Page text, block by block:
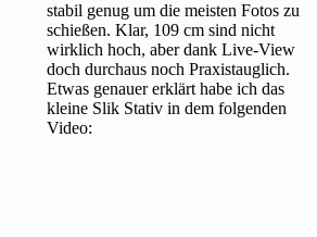
stabil genug um die meisten Fotos zu
schießen. Klar, 109 cm sind nicht
wirklich hoch, aber dank Live-View
doch durchaus noch Praxistauglich.
Etwas genauer erklärt habe ich das
kleine Slik Stativ in dem folgenden
Video: